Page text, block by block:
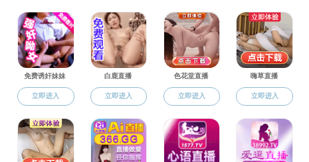
系
经济统计学
统计学
应用统计学